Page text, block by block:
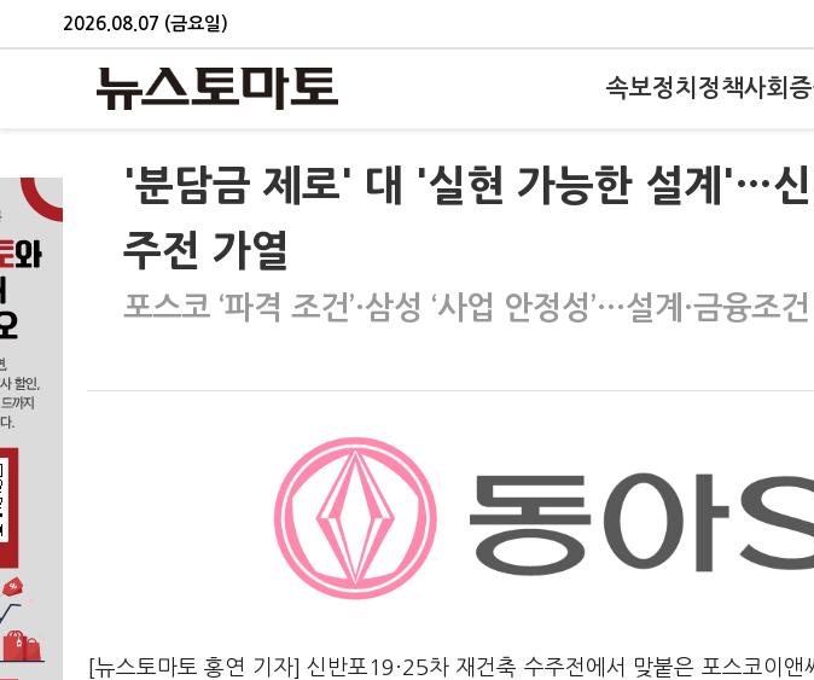
2026.08.07 (금요일)
속보정치 정책사회
'분담금 제로' 대 '실현 가능한 설계'…
주전 가열
포스코 ‘파격 조건’·삼성 ‘사업 안정성’…설계·금융조
[뉴스토마토 홍연 기자] 신반포19·25차 재건축 수주전에서 맞붙은 포스코이앤